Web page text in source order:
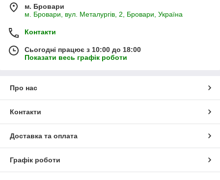
м. Бровари
м. Бровари, вул. Металургів, 2, Бровари, Україна
Контакти
Сьогодні працює з 10:00 до 18:00
Показати весь графік роботи
Про нас
Контакти
Доставка та оплата
Графік роботи